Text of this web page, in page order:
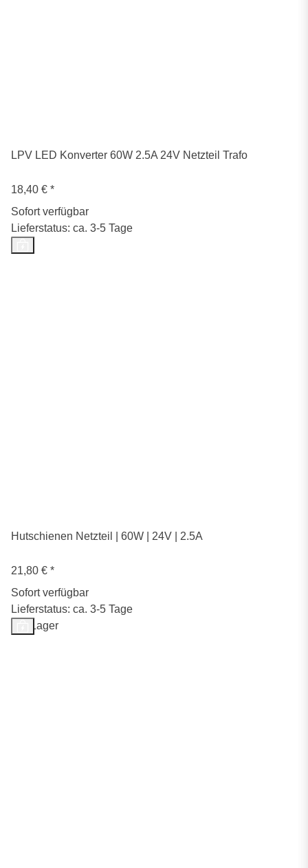
LPV LED Konverter 60W 2.5A 24V Netzteil Trafo
18,40 € *
Sofort verfügbar
Lieferstatus: ca. 3-5 Tage
Hutschienen Netzteil | 60W | 24V | 2.5A
21,80 € *
Sofort verfügbar
Lieferstatus: ca. 3-5 Tage
Auf Lager